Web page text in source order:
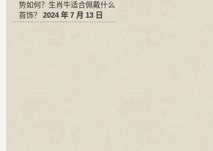
势如何？生肖牛适合佩戴什么
首饰？
2024 年 7 月 13 日